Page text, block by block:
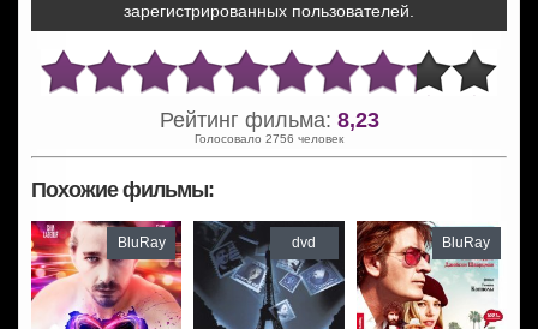
зарегистрированных пользователей.
Рейтинг фильма: 8,23
Голосовало 2756 человек
Похожие фильмы:
BluRay dvd BluRay